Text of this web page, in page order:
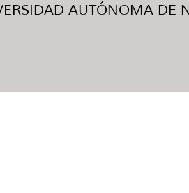
AUTÓNOMA DE